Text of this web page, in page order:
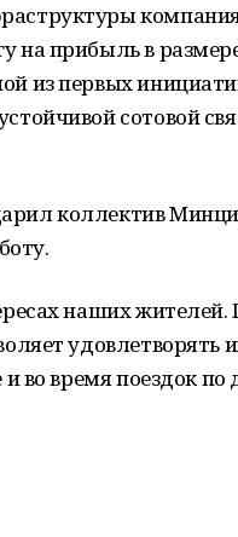
на прибыль в
из первых
сотовой
коллектив
наших
удовлетворять
во время поездок